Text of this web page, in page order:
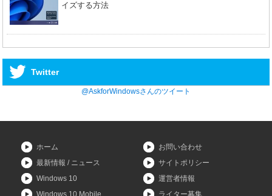
イズする方法
Twitter
@AskforWindowsさんのツイート
ホーム
最新情報 / ニュース
Windows 10
お問い合わせ
サイトポリシー
運営者情報